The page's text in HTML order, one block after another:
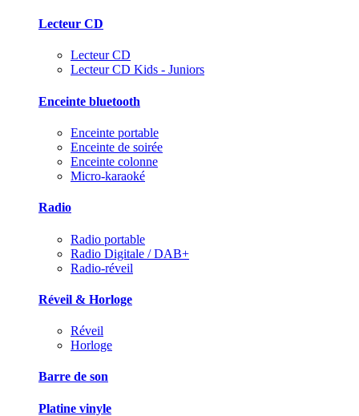
Lecteur CD
Lecteur CD
Lecteur CD Kids - Juniors
Enceinte bluetooth
Enceinte portable
Enceinte de soirée
Enceinte colonne
Micro-karaoké
Radio
Radio portable
Radio Digitale / DAB+
Radio-réveil
Réveil & Horloge
Réveil
Horloge
Barre de son
Platine vinyle